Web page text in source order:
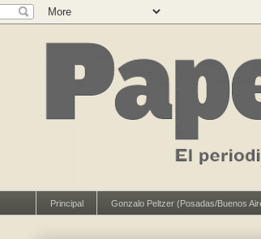
Principal Gonzalo Peltzer (Posadas/Buenos